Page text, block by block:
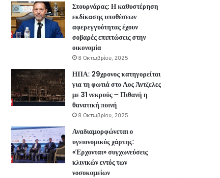
Στουρνάρας: Η καθυστέρηση
εκδίκασης υποθέσεων
αφερεγγυότητας έχουν
σοβαρές επιπτώσεις στην
οικονομία
8 Οκτωβρίου, 2025
ΗΠΑ: 29χρονος κατηγορείται
για τη φωτιά στο Λος Άντζελες
με 31 νεκρούς – Πιθανή η
θανατική ποινή
8 Οκτωβρίου, 2025
Αναδιαμορφώνεται ο
υγειονομικός χάρτης:
«Έρχονται» συγχωνεύσεις
κλινικών εντός των
νοσοκομείων